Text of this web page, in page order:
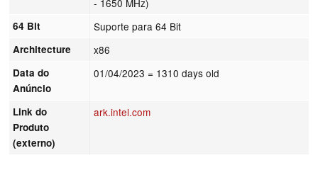
64 Bit Suporte para 64 Bit
Architecture x86
Data do
Anúncio
01/04/2023 = 1310 days old
Link do
Produto
(externo)
ark.intel.com